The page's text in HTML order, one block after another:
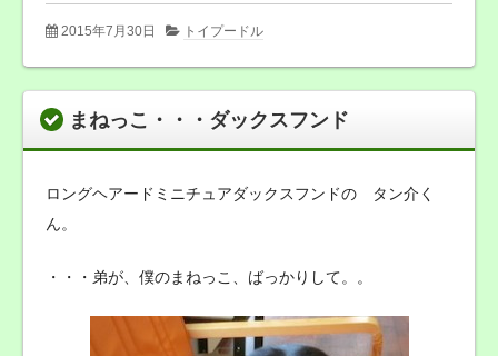
2015年7月30日 トイプードル
まねっこ・・・ダックスフンド
ロングヘアードミニチュアダックスフンドの タン介く
ん。
・・・弟が、僕のまねっこ、ばっかりして。。